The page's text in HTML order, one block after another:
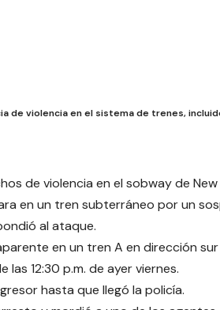
de violencia en el sistema de trenes,
de violencia en el sobway de New
en un tren subterráneo por un
al ataque.
en un tren A en dirección
12:30 p.m. de ayer viernes.
hasta que llegó la policía.